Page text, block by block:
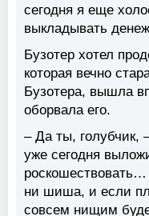
сегодня я еще
выкладывать
Бузотер хотел
которая вечно
Бузотера, вышла
оборвала его.
– Да ты, голубчик,
уже сегодня
ни шиша, и если
совсем нищим